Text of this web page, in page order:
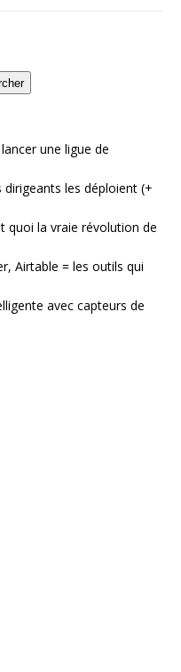
une ligue de
les déploient (+
quoi la vraie révolution de
Airtable = les outils qui
avec capteurs de